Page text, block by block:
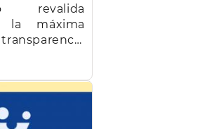
revalida
la máxima